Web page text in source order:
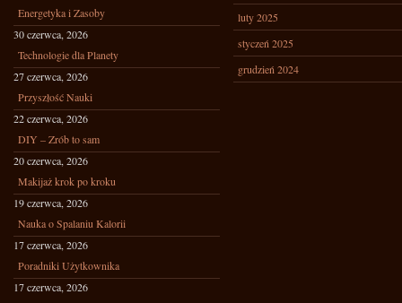
Energetyka i Zasoby
30 czerwca, 2026
Technologie dla Planety
27 czerwca, 2026
Przyszłość Nauki
22 czerwca, 2026
DIY – Zrób to sam
20 czerwca, 2026
Makijaż krok po kroku
19 czerwca, 2026
Nauka o Spalaniu Kalorii
17 czerwca, 2026
Poradniki Użytkownika
17 czerwca, 2026
luty 2025
styczeń 2025
grudzień 2024